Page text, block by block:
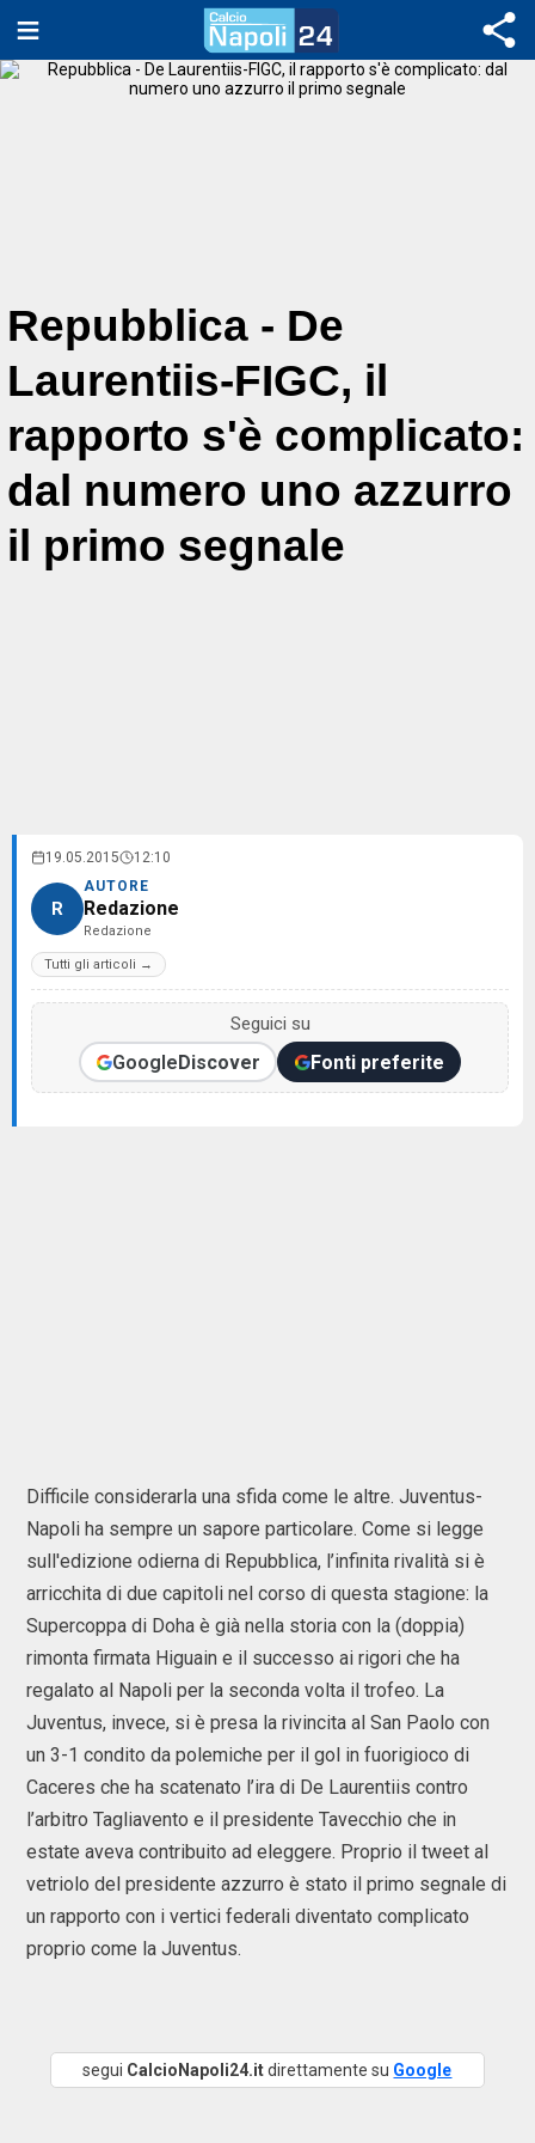
Repubblica - De
Laurentiis-FIGC, il
rapporto s'è complicato:
dal numero uno azzurro
il primo segnale
19.05.2015 12:10
R
AUTORE
Redazione
Redazione
Tutti gli articoli →
Seguici su
GoogleDiscover Fonti preferite
Difficile considerarla una sfida come le altre. Juventus-
Napoli ha sempre un sapore particolare. Come si legge
sull'edizione odierna di Repubblica, l’infinita rivalità si è
arricchita di due capitoli nel corso di questa stagione: la
Supercoppa di Doha è già nella storia con la (doppia)
rimonta firmata Higuain e il successo ai rigori che ha
regalato al Napoli per la seconda volta il trofeo. La
Juventus, invece, si è presa la rivincita al San Paolo con
un 3-1 condito da polemiche per il gol in fuorigioco di
Caceres che ha scatenato l’ira di De Laurentiis contro
l’arbitro Tagliavento e il presidente Tavecchio che in
estate aveva contribuito ad eleggere. Proprio il tweet al
vetriolo del presidente azzurro è stato il primo segnale di
un rapporto con i vertici federali diventato complicato
proprio come la Juventus.
segui CalcioNapoli24.itdirettamente su Google